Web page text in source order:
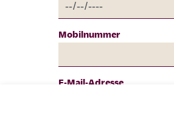
Mobilnummer
E-Mail-Adresse
Der Verwendung der E-